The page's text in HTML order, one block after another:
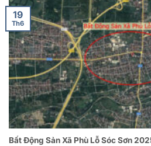
Bất Động Sản Xã Phù Lỗ Sóc Sơn
19
Th6